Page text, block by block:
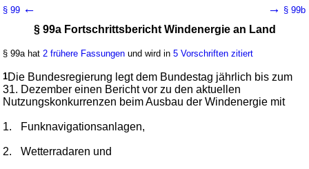
2023)
Artikel 1 G. v. 21.07.2014 BGBl. I S. 1066(Nr. 33); zuletzt geändert durch
Geltung ab 01.08.2014; FNA: 754-27Energieversorgung
wird in 666 Vorschriften zitiert
Teil 7 Verordnungsermächtigungen, Berichte,
Abschnitt 2 Kooperationsausschuss, Monitoring,
§ 99 ← → § 99b
§ 99a Fortschrittsbericht Windenergie an Land
§ 99a hat 2 frühere Fassungen und wird in5 Vorschriften zitiert
1Die Bundesregierung legt dem Bundestag jährlich bis zum
31. Dezember einen Bericht vor zu den aktuellen
Nutzungskonkurrenzen beim Ausbau der Windenergie mit
1. Funknavigationsanlagen,
2. Wetterradaren und